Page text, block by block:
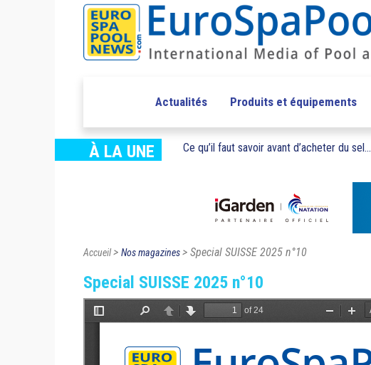
Actualités Produits et équipements
À LA UNE Ce qu’il faut savoir avant d’acheter du sel...
Accueil> Nos magazines> Special SUISSE 2025 n°10
Special SUISSE 2025 n°10